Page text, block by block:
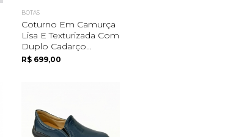
BOTAS
Coturno Em Camurça
Lisa E Texturizada Com
Duplo Cadarço...
R$ 699,00